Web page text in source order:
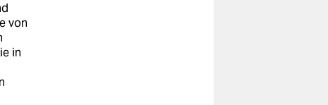
von
in